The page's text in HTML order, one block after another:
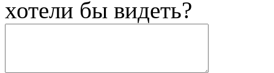
хотели бы видеть?